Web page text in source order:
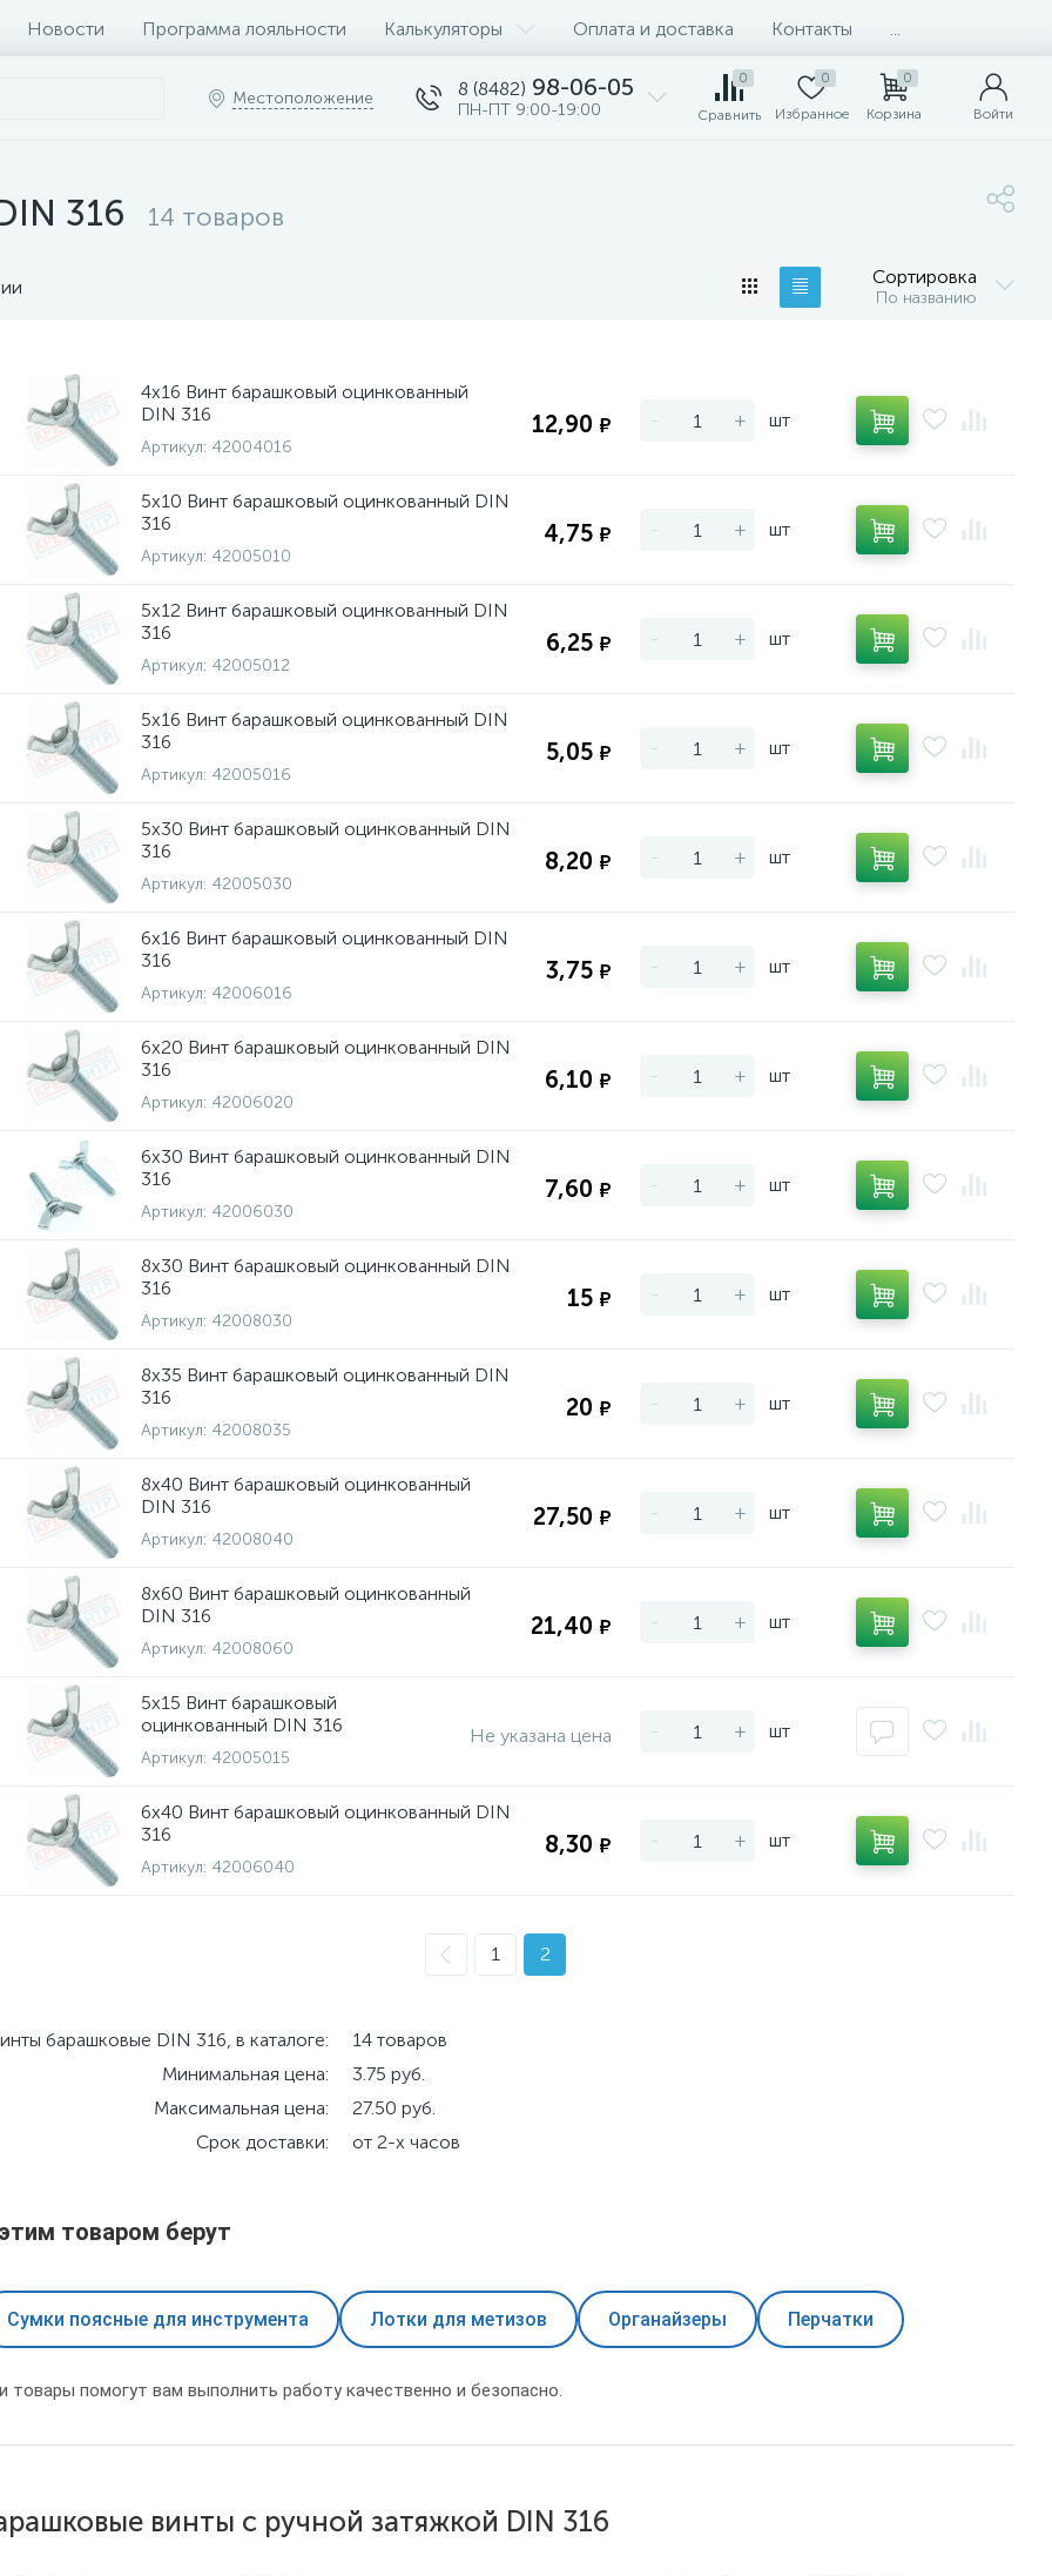
Новости Программа лояльности Калькуляторы Оплата и доставка Контакты
Местоположение 8 (8482) 98-06-05
ПН-ПТ 9:00-19:00
0
Сравнить
0
Избранное
0
Корзина Войти
316 14 товаров
Сортировка
По названию
4х16 Винт барашковый оцинкованный
DIN 316
Артикул: 42004016
12,90 ₽ - + шт
5х10 Винт барашковый оцинкованный DIN
316
Артикул: 42005010
4,75 ₽ - + шт
5х12 Винт барашковый оцинкованный DIN
316
Артикул: 42005012
6,25 ₽ - + шт
5х16 Винт барашковый оцинкованный DIN
316
Артикул: 42005016
5,05 ₽ - + шт
5х30 Винт барашковый оцинкованный DIN
316
Артикул: 42005030
8,20 ₽ - + шт
6х16 Винт барашковый оцинкованный DIN
316
Артикул: 42006016
3,75 ₽ - + шт
6х20 Винт барашковый оцинкованный DIN
316
Артикул: 42006020
6,10 ₽ - + шт
6х30 Винт барашковый оцинкованный DIN
316
Артикул: 42006030
7,60 ₽ - + шт
8х30 Винт барашковый оцинкованный DIN
316
Артикул: 42008030
15 ₽ - + шт
8х35 Винт барашковый оцинкованный DIN
316
Артикул: 42008035
20 ₽ - + шт
8х40 Винт барашковый оцинкованный
DIN 316
Артикул: 42008040
27,50 ₽ - + шт
8х60 Винт барашковый оцинкованный
DIN 316
Артикул: 42008060
21,40 ₽ - + шт
5х15 Винт барашковый
оцинкованный DIN 316
Артикул: 42005015
Не указана цена - + шт
6х40 Винт барашковый оцинкованный DIN
316
Артикул: 42006040
8,30 ₽ - + шт
1 2
барашковые DIN 316, в каталоге:
14 товаров
Минимальная цена:
3.75 руб.
Максимальная цена:
27.50 руб.
Срок доставки:
от 2-х часов
товаром берут
Сумки поясные для инструмента Лотки для метизов Органайзеры Перчатки
товары помогут вам выполнить работу качественно и безопасно.
винты с ручной затяжкой DIN 316